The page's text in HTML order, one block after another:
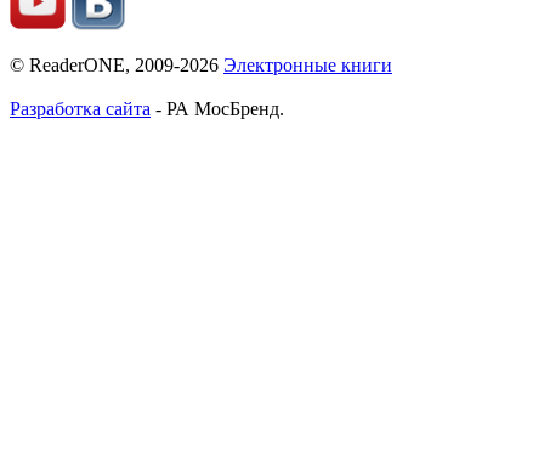
© ReaderONE, 2009-2026 Электронные книги
Разработка сайта - РА МосБренд.